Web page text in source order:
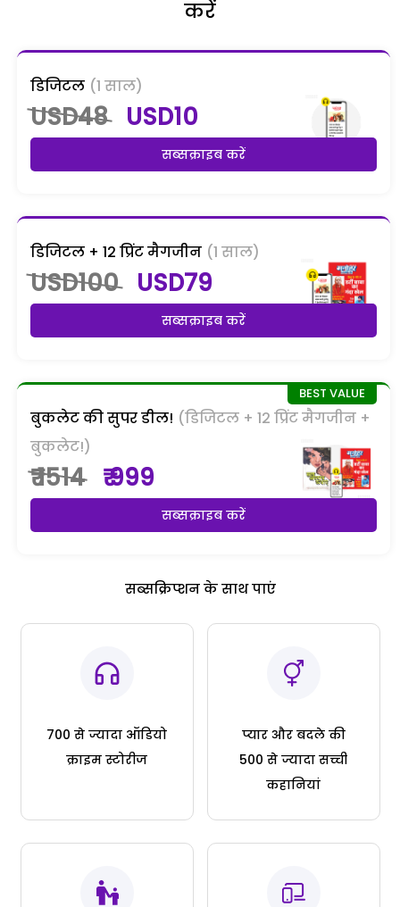
करें
डिजिटल (1 साल)
USD48 USD10
सब्सक्राइब करें
डिजिटल + 12 प्रिंट मैगजीन (1 साल)
USD100 USD79
सब्सक्राइब करें
बुकलेट की सुपर डील! (डिजिटल + 12 प्रिंट मैगजीन +
बुकलेट!)
₹ 1514 ₹ 999
सब्सक्राइब करें
सब्सक्रिप्शन के साथ पाएं
700 से ज्यादा ऑडियो
क्राइम स्टोरीज
प्यार और बदले की
500 से ज्यादा सच्ची
कहानियां